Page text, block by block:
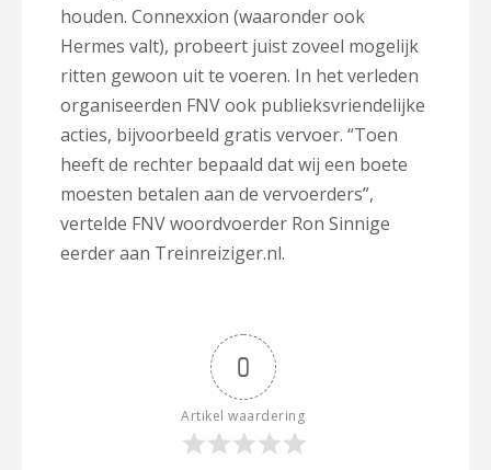
houden. Connexxion (waaronder ook
Hermes valt), probeert juist zoveel mogelijk
ritten gewoon uit te voeren. In het verleden
organiseerden FNV ook publieksvriendelijke
acties, bijvoorbeeld gratis vervoer. “Toen
heeft de rechter bepaald dat wij een boete
moesten betalen aan de vervoerders”,
vertelde FNV woordvoerder Ron Sinnige
eerder aan Treinreiziger.nl.
0
Artikel waardering